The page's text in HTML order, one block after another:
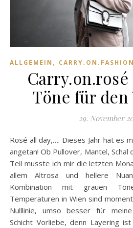
ALLGEMEIN , CARRY.ON.FASHION
Töne für
29. November
Rosé all day,…. Dieses Jahr hat es mir die Farbe Rosa total
angetan! Ob Pullover, Mantel,
Teil musste ich mir die letzten
allem Altrosa und hellere
Kombination mit grauen
Temperaturen in Wien sind
Nulllinie, umso besser für
Schicht Vorliebe, denn Layering